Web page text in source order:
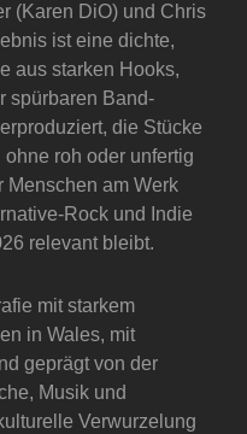
(Karen DiO) und Chris
ist eine dichte,
aus starken Hooks,
spürbaren Band-
die Stücke
roh oder unfertig
Menschen am Werk
Rock und Indie
relevant bleibt.
mit starkem
in Wales, mit
geprägt von der
Musik und
Verwurzelung